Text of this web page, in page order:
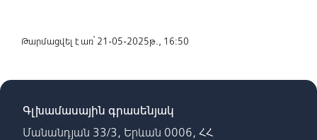
Թարմացվել է առ՝ 21-05-2025թ., 16:50
Գլխամասային գրասենյակ
Մանանդյան 33/3, Երևան 0006, ՀՀ